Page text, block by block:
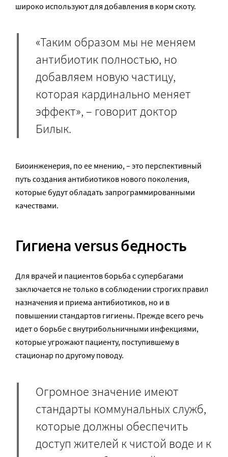
широко используют для добавления в корм скоту.
«Таким образом мы не меняем
антибиотик полностью, но
добавляем новую частицу,
которая кардинально меняет
эффект», – говорит доктор
Билык.
Биоинженерия, по ее мнению, – это перспективный
путь создания антибиотиков нового поколения,
которые будут обладать запрограммированными
качествами.
Гигиена versus бедность
Для врачей и пациентов борьба с супербагами
заключается не только в соблюдении строгих правил
назначения и приема антибиотиков, но и в
повышении стандартов гигиены. Прежде всего речь
идет о борьбе с внутрибольничными инфекциями,
которые угрожают пациенту, поступившему в
стационар по другому поводу.
Огромное значение имеют
стандарты коммунальных служб,
которые должны обеспечить
доступ жителей к чистой воде и к